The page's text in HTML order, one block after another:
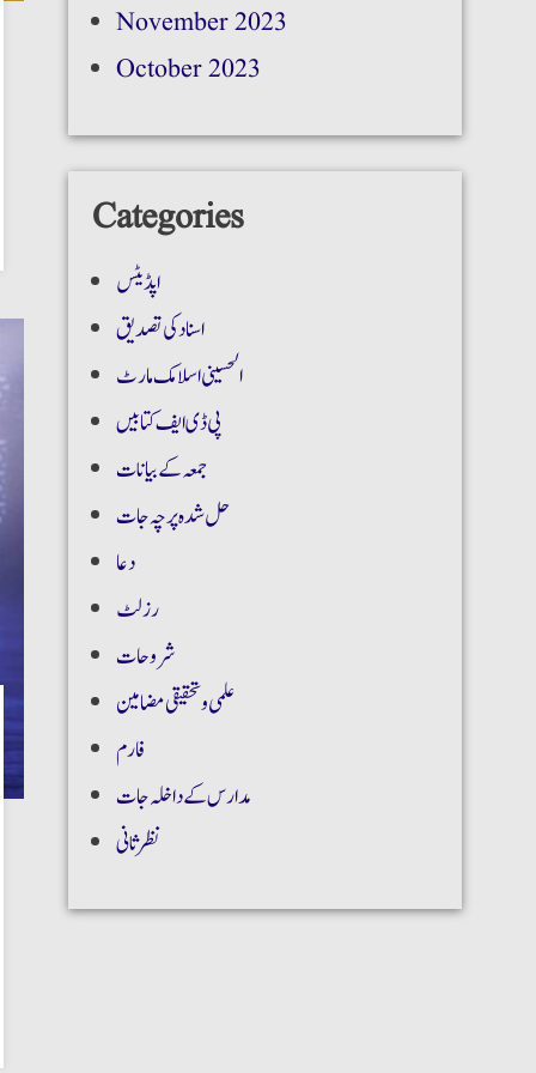
November 2023
October 2023
Categories
اپڈیٹس
اسناد کی تصدیق
الحسینی اسلامک مارٹ
پی ڈی ایف کتابیں
جمعہ کے بیانات
حل شدہ پرچہ جات
دعا
رزلٹ
شروحات
علمی و تحقیقی مضامین
فارم
مدارس کے داخلہ جات
نظر ثانی